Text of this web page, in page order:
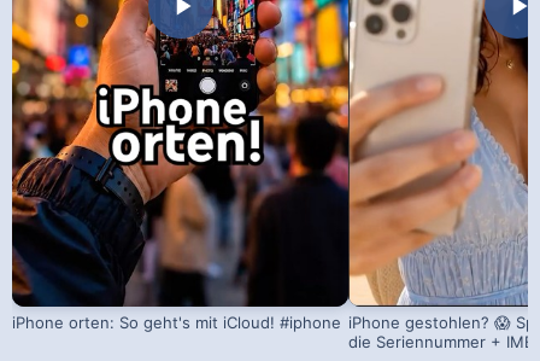
iPhone orten: So geht's mit iCloud! #iphone iPhone gestohlen? 😱
die Seriennummer +